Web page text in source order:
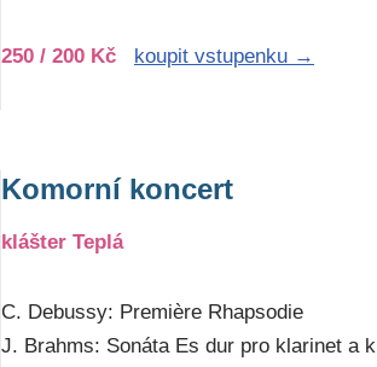
250 / 200 Kč koupit vstupenku →
Komorní koncert
klášter Teplá
C. Debussy: Première Rhapsodie
J. Brahms: Sonáta Es dur pro klarinet a